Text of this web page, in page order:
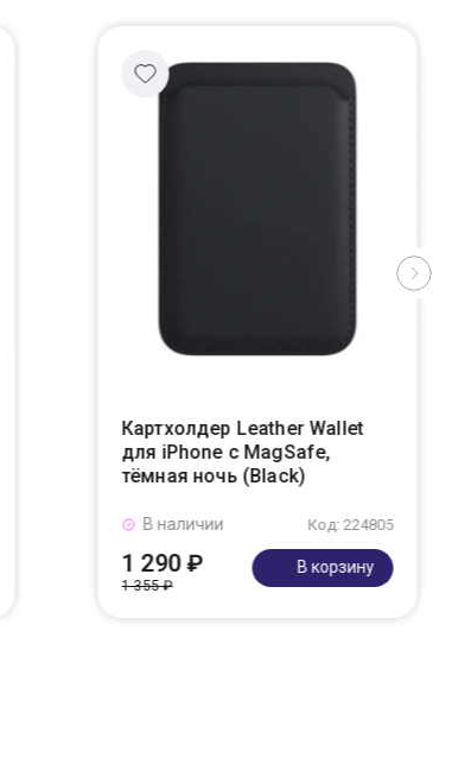
Картхолдер Leather Wallet
для iPhone с MagSafe,
тёмная ночь (Black)
Код: 224805
В наличии
1 290 ₽
1 355 ₽
В корзину